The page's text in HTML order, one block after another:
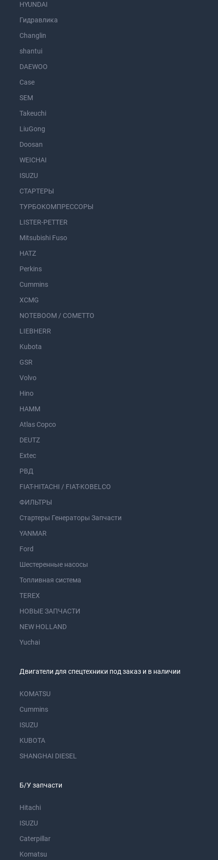
HYUNDAI
Гидравлика
Changlin
shantui
DAEWOO
Case
SEM
Takeuchi
LiuGong
Doosan
WEICHAI
ISUZU
СТАРТЕРЫ
ТУРБОКОМПРЕССОРЫ
LISTER-PETTER
Mitsubishi Fuso
HATZ
Perkins
Cummins
XCMG
NOTEBOOM / COMETTO
LIEBHERR
Kubota
GSR
Volvo
Hino
HAMM
Atlas Copco
DEUTZ
Extec
РВД
FIAT-HITACHI / FIAT-KOBELCO
ФИЛЬТРЫ
Стартеры Генераторы Запчасти
YANMAR
Ford
Шестеренные насосы
Топливная система
TEREX
НОВЫЕ ЗАПЧАСТИ
NEW HOLLAND
Yuchai
Двигатели для спецтехники под заказ и в наличии
KOMATSU
Cummins
ISUZU
KUBOTA
SHANGHAI DIESEL
Б/У запчасти
Hitachi
ISUZU
Caterpillar
Komatsu